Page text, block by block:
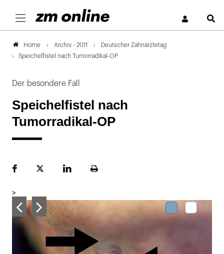
Home Archiv - 2011
Deutscher Zahnärztetag
Speichelfistel nach Tumorradikal-OP
Der besondere Fall
Speichelfistel nach
Tumorradikal-OP
FacebookPlattformLinekdInSeite
>